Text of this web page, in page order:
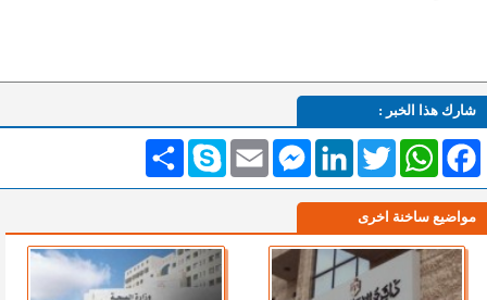
شارك هذا الخبر :
انشر Skype Email
MessengerLinkedInTwitterWhatsAppFacebook
مواضيع ساخنة اخرى